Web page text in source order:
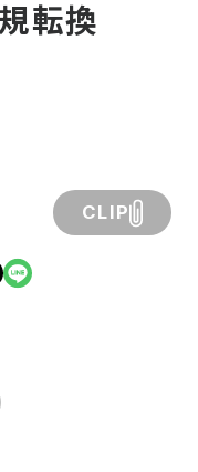
転換
CLIP